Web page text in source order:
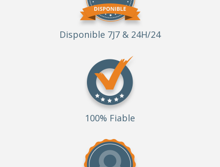
Disponible 7J7 & 24H/24
100% Fiable